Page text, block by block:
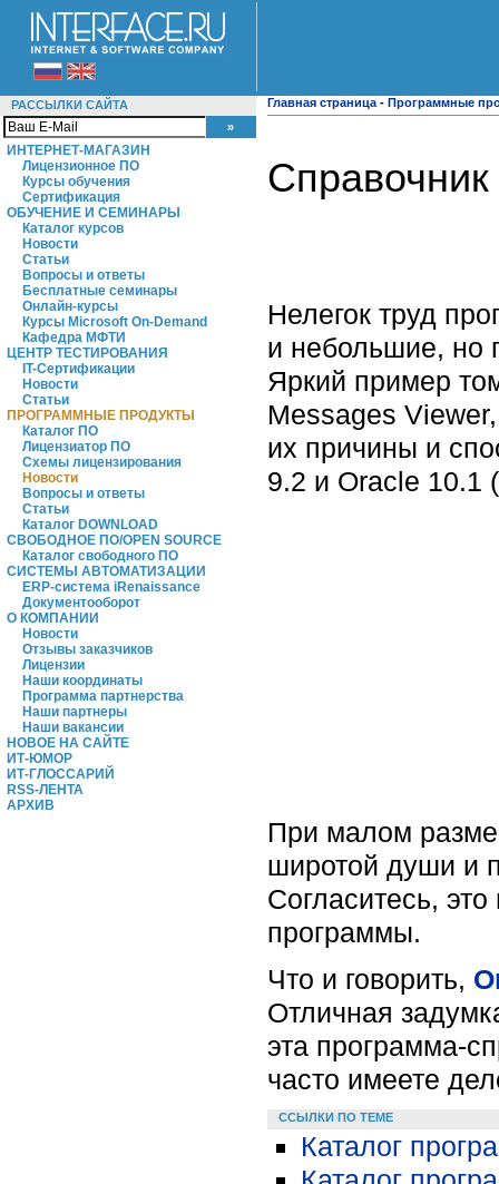
РАССЫЛКИ САЙТА
ИНТЕРНЕТ-МАГАЗИН
Лицензионное ПО
Курсы обучения
Сертификация
ОБУЧЕНИЕ И СЕМИНАРЫ
Каталог курсов
Новости
Статьи
Вопросы и ответы
Бесплатные семинары
Онлайн-курсы
Курсы Microsoft On-Demand
Кафедра МФТИ
ЦЕНТР ТЕСТИРОВАНИЯ
IT-Сертификации
Новости
Статьи
ПРОГРАММНЫЕ ПРОДУКТЫ
Каталог ПО
Лицензиатор ПО
Схемы лицензирования
Новости
Вопросы и ответы
Статьи
Каталог DOWNLOAD
СВОБОДНОЕ ПО/OPEN SOURCE
Каталог свободного ПО
СИСТЕМЫ АВТОМАТИЗАЦИИ
ERP-система iRenaissance
Документооборот
О КОМПАНИИ
Новости
Отзывы заказчиков
Лицензии
Наши координаты
Программа партнерства
Наши партнеры
Наши вакансии
НОВОЕ НА САЙТЕ
ИТ-ЮМОР
ИТ-ГЛОССАРИЙ
RSS-ЛЕНТА
АРХИВ
Главная страница - Программные
Нелегок труд
и небольшие, но
Яркий пример
Messages
их причины и
9.2 и Oracle 10.1
При малом
широтой души и
Согласитесь,
программы.
Что и говорить,
Отличная
эта программа-
часто имеете
ССЫЛКИ ПО ТЕМЕ
Каталог